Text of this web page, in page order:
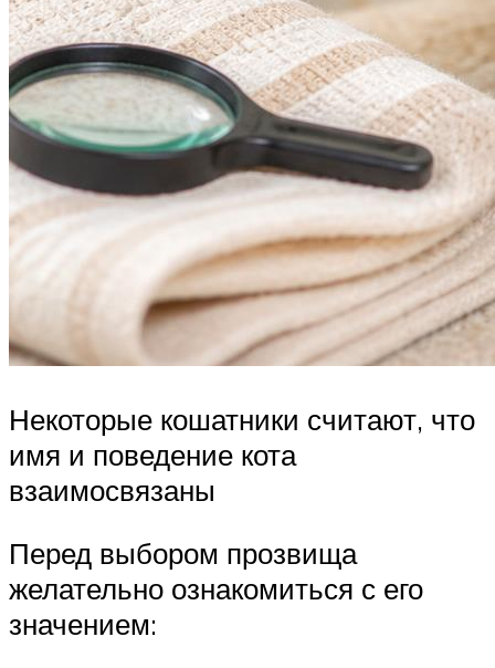
Некоторые кошатники считают, что
имя и поведение кота
взаимосвязаны
Перед выбором прозвища
желательно ознакомиться с его
значением: